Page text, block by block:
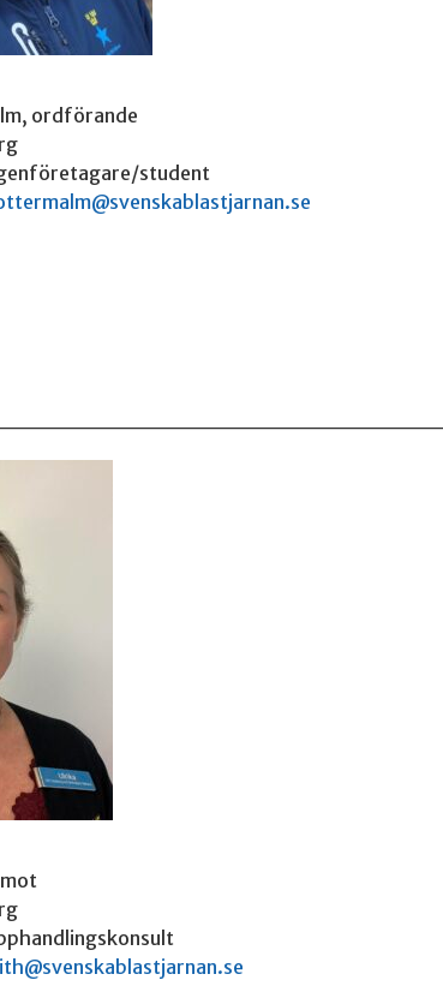
ordförande
student